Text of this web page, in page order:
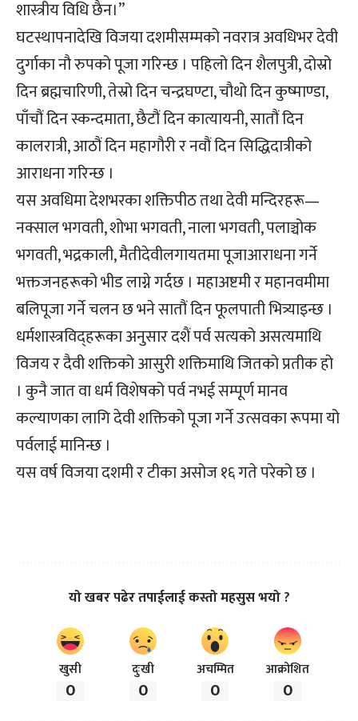
शास्त्रीय विधि छैन।”
घटस्थापनादेखि विजया दशमीसम्मको नवरात्र अवधिभर देवी
दुर्गाका नौ रुपको पूजा गरिन्छ । पहिलो दिन शैलपुत्री, दोस्रो
दिन ब्रह्मचारिणी, तेस्रो दिन चन्द्रघण्टा, चौथो दिन कुष्माण्डा,
पाँचौं दिन स्कन्दमाता, छैटौं दिन कात्यायनी, सातौं दिन
कालरात्री, आठौं दिन महागौरी र नवौं दिन सिद्धिदात्रीको
आराधना गरिन्छ ।
यस अवधिमा देशभरका शक्तिपीठ तथा देवी मन्दिरहरू—
नक्साल भगवती, शोभा भगवती, नाला भगवती, पलाञ्चोक
भगवती, भद्रकाली, मैतीदेवीलगायतमा पूजाआराधना गर्ने
भक्तजनहरूको भीड लाग्ने गर्दछ । महाअष्टमी र महानवमीमा
बलिपूजा गर्ने चलन छ भने सातौं दिन फूलपाती भित्र्याइन्छ ।
धर्मशास्त्रविद्हरूका अनुसार दशैं पर्व सत्यको असत्यमाथि
विजय र दैवी शक्तिको आसुरी शक्तिमाथि जितको प्रतीक हो
। कुनै जात वा धर्म विशेषको पर्व नभई सम्पूर्ण मानव
कल्याणका लागि देवी शक्तिको पूजा गर्ने उत्सवका रूपमा यो
पर्वलाई मानिन्छ ।
यस वर्ष विजया दशमी र टीका असोज १६ गते परेको छ ।
यो खबर पढेर तपाईलाई कस्तो महसुस भयो ?
खुसी
0
दुःखी
0
अचम्मित
0
आक्रोशित
0